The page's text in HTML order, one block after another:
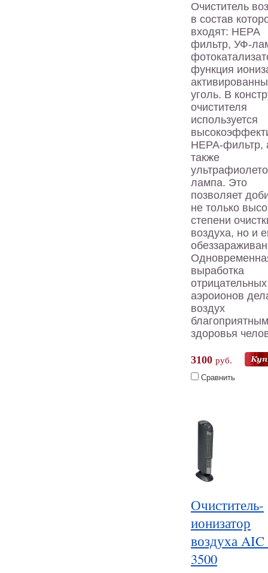
Очиститель
в состав
входят: HEPA
фильтр, УФ-
функция
уголь. В
очистителя
используется
HEPA-фильтр,
также
лампа. Это
позволяет
не только
степени
воздуха, но и
выработка
отрицательных
аэроионов
воздух
здоровья
3100 руб.
Сравнить
Очиститель-
ионизатор
воздуха
3500